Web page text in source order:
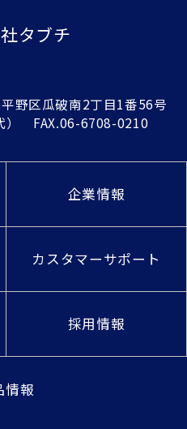
タブチ
野区瓜破南2丁目1番56号
） FAX.06-6708-0210
企業情報
カスタマーサポート
採用情報
情報